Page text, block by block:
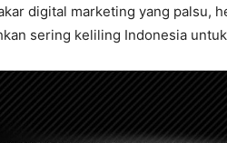
digital marketing yang palsu,
sering keliling Indonesia